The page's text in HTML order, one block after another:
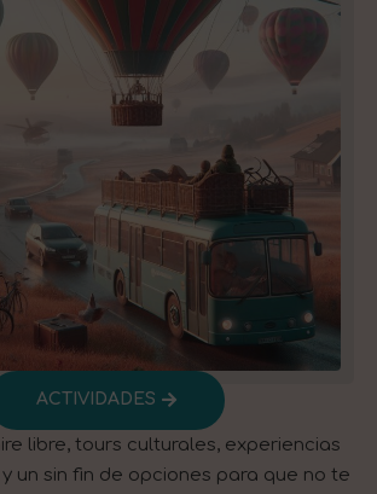
ACTIVIDADES​
libre, tours culturales, experiencias
un sin fin de opciones para que no te